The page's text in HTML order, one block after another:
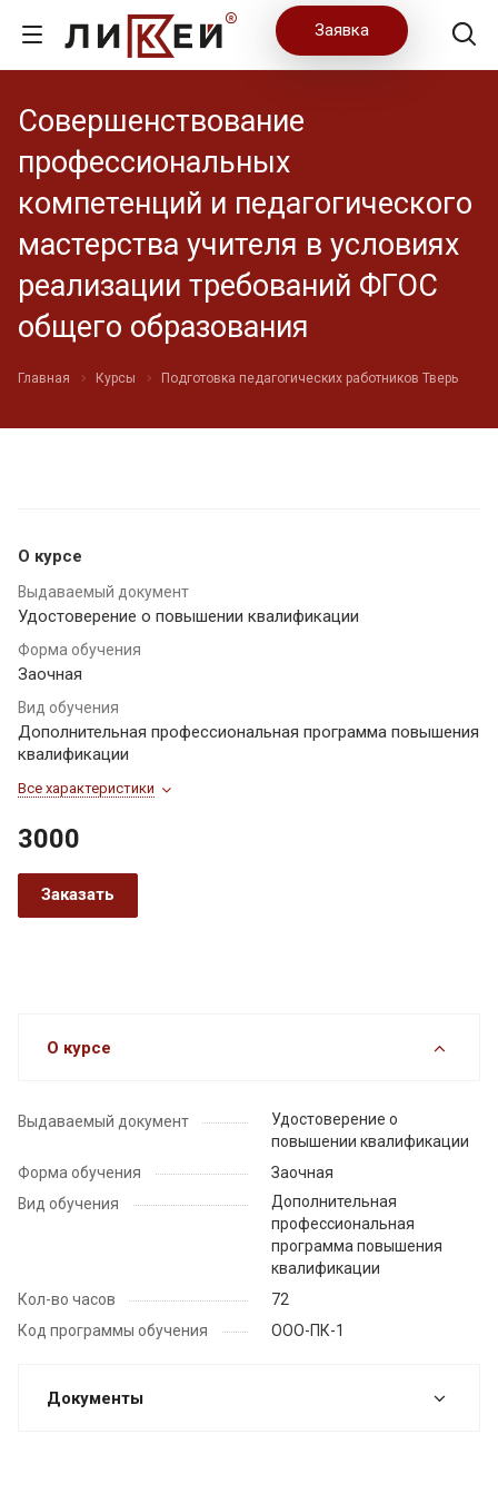
Заявка
Совершенствование
профессиональных
компетенций и педагогического
мастерства учителя в условиях
реализации требований ФГОС
общего образования
Главная Курсы Подготовка педагогических работников Тверь
О курсе
Выдаваемый документ
Удостоверение о повышении квалификации
Форма обучения
Заочная
Вид обучения
Дополнительная профессиональная программа повышения
квалификации
Все характеристики
3000
Заказать
О курсе
Выдаваемый документ
Удостоверение о
повышении квалификации
Форма обучения
Заочная
Вид обучения
Дополнительная
профессиональная
программа повышения
квалификации
Кол-во часов
72
Код программы обучения
ООО-ПК-1
Документы